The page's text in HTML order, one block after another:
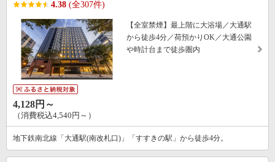
4.38 (全307件)
【全室禁煙】最上階に大浴場／大通駅
から徒歩4分／荷預かりOK／大通公園
や時計台まで徒歩圏内
4,128円～
（消費税込4,540円～）
地下鉄南北線「大通駅(南改札口)」「すすきの駅」から徒歩4分。